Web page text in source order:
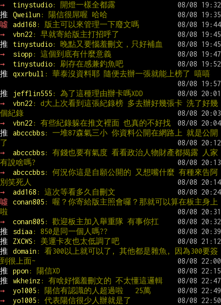
→
tinystudio: 開燈一樣全都露
推
Qweilun : 陽信很屌喔 哈哈
噓
add168 : 版主可以來管理一下廢文嗎
→
vbn22 : 早就寄給版主打招呼了
推
tinystudio: 晚點又要惱羞刪文，只好補血
→
siopp : 這個到底有什麼意義
→
tinystudio: 刷存在感兼釣魚吧
推
qxxrbull : 華泰沒資料耶 隨便去辦一張就能上榜了 嘻嘻
推 jefflin555 : 為了這種理由辦卡嗎XDD
→
vbn22 : d大上次看到這張紀錄榜 多去辦好幾張卡 洗了好幾
個紀錄
→
vbn22 : 有些紀錄躲在推文裡面 也真的不好找
推
abcccbbs: 一堆87森氣三小 你資料公開在網路上 就是公開
了
→
abcccbbs: 有錢也要有氣度 看看政治人物財產都揭露 人家
有說啥嗎?
→
abcccbbs: 何況你這是自願公開的 又想嘴什麼 有種來告阿
別笑死人
→
add168 : 這次等看多久自刪文
噓
conan805 : 喔？你寄給版主照會囉？那就可以算在板主身上
啦
→
conan805 : 歡迎板主加入舉重隊 有事你扛
推
sdiaa : 850是同一個人嗎??
推
ZXCWS : 美運卡友也太低調了吧
推
domain : 看300以上就可以了, 其他都是雜魚, 因為300要簽
到很上面~
推
ppon : 陽信XD
推
wkheinz : 有啥好惱羞刪文的 不太懂這邏輯
→
yo1005 : 陽信有認識的人超過啦   25萬
→
yo1005 : 代表陽信很少人辦就是了